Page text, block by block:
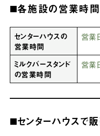
◼️各施設の営業時間
センターハウスの
営業時間
営業
ミルクバースタンド
の営業時間
営業
◼️センターハウスで